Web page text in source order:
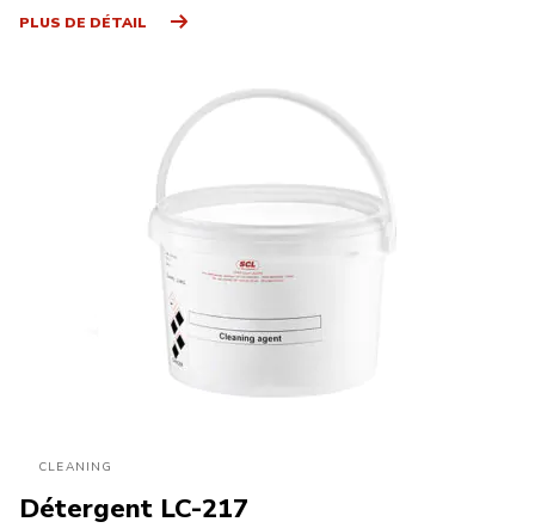
PLUS DE DÉTAIL
CLEANING
Détergent LC-217